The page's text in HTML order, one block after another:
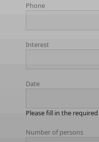
Phone
Interest
Date
Please fill in the
Number of persons